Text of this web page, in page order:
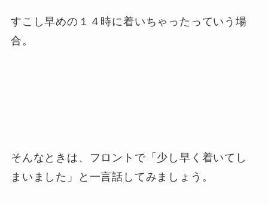
すこし早めの１４時に着いちゃったっていう場
合。
そんなときは、フロントで「少し早く着いてし
まいました」と一言話してみましょう。